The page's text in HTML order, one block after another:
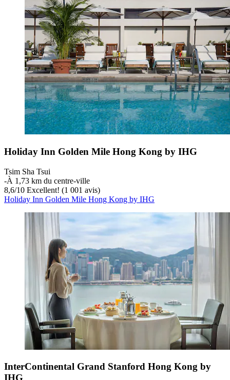
Holiday Inn Golden Mile Hong Kong by IHG
Tsim Sha Tsui
‐À 1,73 km du centre-ville
8,6/10 Excellent! (1 001 avis)
Holiday Inn Golden Mile Hong Kong by IHG
InterContinental Grand Stanford Hong Kong by
IHG